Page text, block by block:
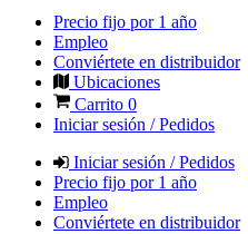
Precio fijo por 1 año
Empleo
Conviértete en distribuidor
Ubicaciones
Carrito 0
Iniciar sesión / Pedidos
Iniciar sesión / Pedidos
Precio fijo por 1 año
Empleo
Conviértete en distribuidor